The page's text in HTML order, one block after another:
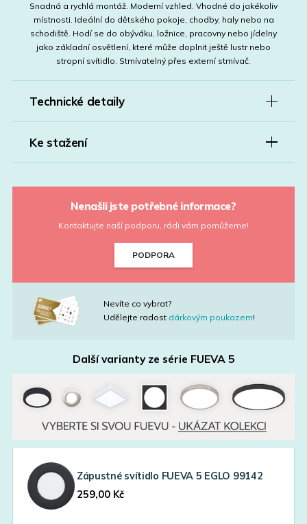
Snadná a rychlá montáž. Moderní vzhled. Vhodné do jakékoliv
místnosti. Ideální do dětského pokoje, chodby, haly nebo na
schodiště. Hodí se do obýváku, ložnice, pracovny nebo jídelny
jako základní osvětlení, které může doplnit ještě lustr nebo
stropní svítidlo. Stmívatelný přes externí stmívač.
Technické detaily
Ke stažení
Nenašli jste potřebné informace?
Kontaktujte naší podporu, rádi vám pomůžeme!
PODPORA
Nevíte co vybrat?
Udělejte radost dárkovým poukazem!
Další varianty ze série FUEVA 5
Zápustné svítidlo FUEVA 5 EGLO 99142
259,00 Kč